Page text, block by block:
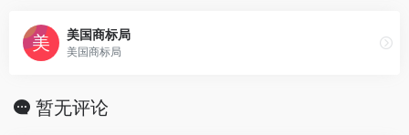
美国商标局
美国商标局
暂无评论